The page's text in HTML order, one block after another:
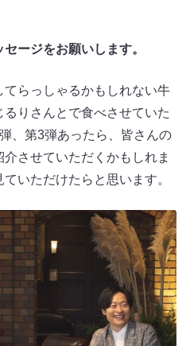
ージをお願いします。
らっしゃるかもしれない牛
りさんとで食べさせていた
、第3弾あったら、皆さんの
させていただくかもしれま
いただけたらと思います。